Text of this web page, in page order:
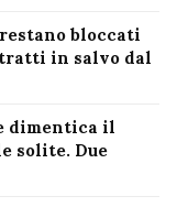
bloccati
in salvo dal
dimentica il
solite. Due